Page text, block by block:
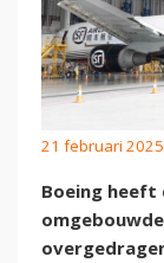
21 februari
Boeing